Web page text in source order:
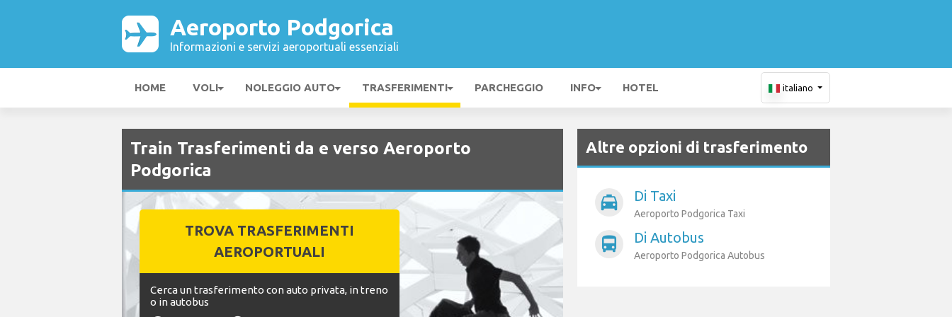
Aeroporto Podgorica
Informazioni e servizi aeroportuali essenziali
HOME VOLI NOLEGGIO AUTO TRASFERIMENTI PARCHEGGIO INFO HOTEL italiano
Train Trasferimenti da e verso Aeroporto
Podgorica
TROVA TRASFERIMENTI
AEROPORTUALI
Cerca un trasferimento con auto privata, in treno
o in autobus
Altre opzioni di trasferimento
local_taxi Di Taxi
Aeroporto Podgorica Taxi
directions_bus Di Autobus
Aeroporto Podgorica Autobus